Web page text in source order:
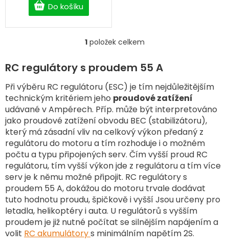
Do košíku
O
l
á
d
a
c
í
p
r
v
k
y
v
ý
p
i
s
u
1položek celkem
RC regulátory s proudem 55 A
Při výběru RC regulátoru (ESC) je tím nejdůležitějším
technickým kritériem jeho proudové zatížení
udávané v Ampérech. Příp. může být interpretováno
jako proudové zatížení obvodu BEC (stabilizátoru),
který má zásadní vliv na celkový výkon předaný z
regulátoru do motoru a tím rozhoduje i o možném
počtu a typu připojených serv. Čím vyšší proud RC
regulátoru, tím vyšší výkon jde z regulátoru a tím více
serv je k němu možné připojit. RC regulátory s
proudem 55 A, dokážou do motoru trvale dodávat
tuto hodnotu proudu, špičkově i vyšší Jsou určeny pro
letadla, helikoptéry i auta. U regulátorů s vyšším
proudem je již nutné počítat se silnějším napájením a
volit RC akumulátorys minimálním napětím 2S.